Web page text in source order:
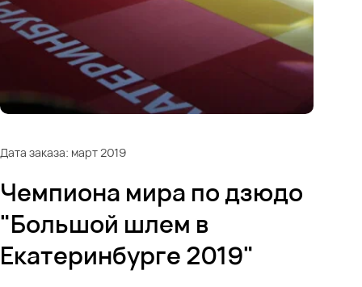
Дата заказа: март 2019
Чемпиона мира по дзюдо
"Большой шлем в
Екатеринбурге 2019"